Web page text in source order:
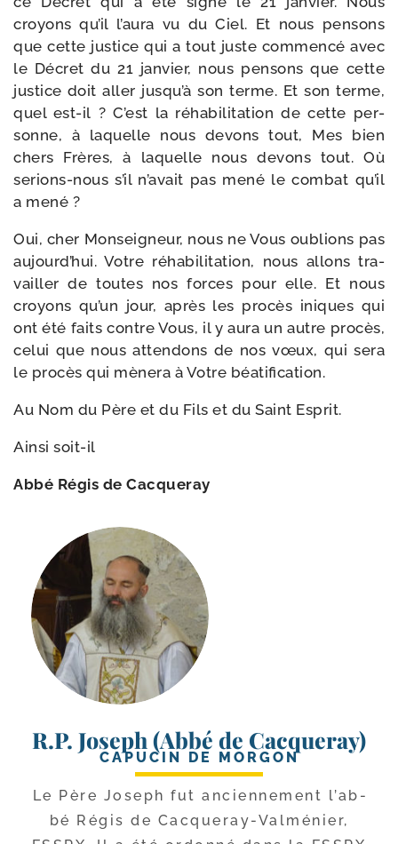
croyons qu’il l’aura vu du Ciel. Et nous pen­sons
que cette jus­tice qui a tout juste com­men­cé avec
le Décret du 21 jan­vier, nous pen­sons que cette
jus­tice doit aller jusqu’à son terme. Et son terme,
quel est-​il ? C’est la réha­bi­li­ta­tion de cette per­
sonne, à laquelle nous devons tout, Mes bien
chers Frères, à laquelle nous devons tout. Où
serions-​nous s’il n’avait pas mené le com­bat qu’il
a mené ?
Oui, cher Monseigneur, nous ne Vous oublions pas
aujourd’hui. Votre réha­bi­li­ta­tion, nous allons tra­
vailler de toutes nos forces pour elle. Et nous
croyons qu’un jour, après les pro­cès iniques qui
ont été faits contre Vous, il y aura un autre pro­cès,
celui que nous atten­dons de nos vœux, qui sera
le pro­cès qui mène­ra à Votre béatification.
Au Nom du Père et du Fils et du Saint Esprit.
Ainsi soit-​il
Abbé Régis de Cacqueray
R.P. Joseph (Abbé de Cacqueray)
CAPUCIN DE MORGON
Le Père Joseph fut ancien­ne­ment l’ab­
bé Régis de Cacqueray-​Valménier,